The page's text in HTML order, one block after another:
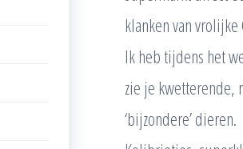
klanken van
Ik heb tijdens het
zie je kwetterende,
‘bijzondere’ dieren.